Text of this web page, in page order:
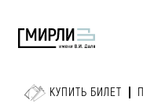
КУПИТЬ БИЛЕТ